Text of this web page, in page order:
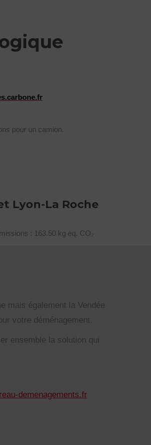
pour un camion.
Lyon-La Roche
: 163.50 kg eq. CO₂
mais également la Vendée
votre déménagement.
ensemble la solution qui
demenagements.fr